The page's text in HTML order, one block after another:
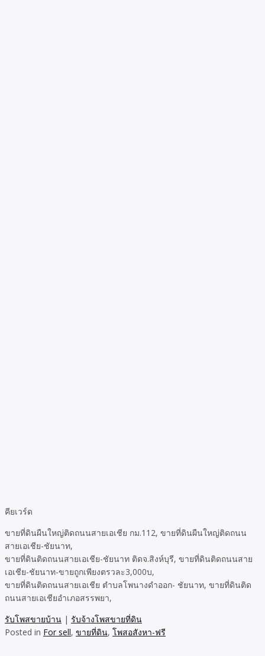
คียเวร์ด
ขายที่ดินผืนใหญ่ติดถนนสายเอเชีย กม.112, ขายที่ดินผืนใหญ่ติดถนน
สายเอเชีย-ชัยนาท,
ขายที่ดินติดถนนสายเอเชีย-ชัยนาท ติดจ.สิงห์บุรี, ขายที่ดินติดถนนสาย
เอเชีย-ชัยนาท-ขายถูกเพียงตรวละ3,000บ,
ขายที่ดินติดถนนสายเอเชีย ตำบลโพนางดำออก- ชัยนาท, ขายที่ดินติด
ถนนสายเอเชียอำเภอสรรพยา,
รับโพสขายบ้าน | รับจ้างโพสขายที่ดิน
Posted in For sell, ขายที่ดิน, โพสอสังหา-ฟรี